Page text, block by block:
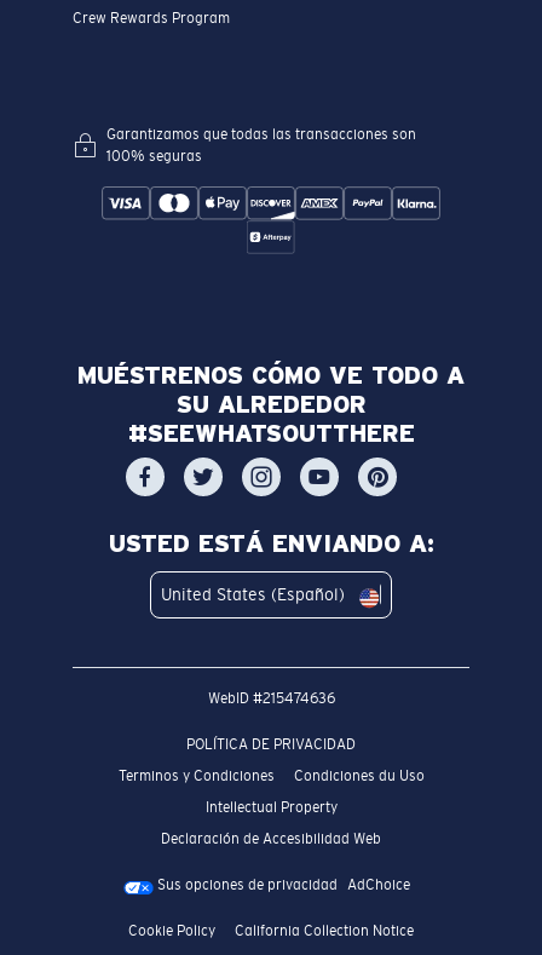
Crew Rewards Program
Garantizamos que todas las transacciones son
100% seguras
MUÉSTRENOS CÓMO VE TODO A
SU ALREDEDOR
#SEEWHATSOUTTHERE
USTED ESTÁ ENVIANDO A:
United States (Español)
WebID #215474636
POLÍTICA DE PRIVACIDAD
Terminos y Condiciones
Condiciones du Uso
Intellectual Property
Declaración de Accesibilidad Web
Sus opciones de privacidad AdChoice
Cookie Policy
California Collection Notice